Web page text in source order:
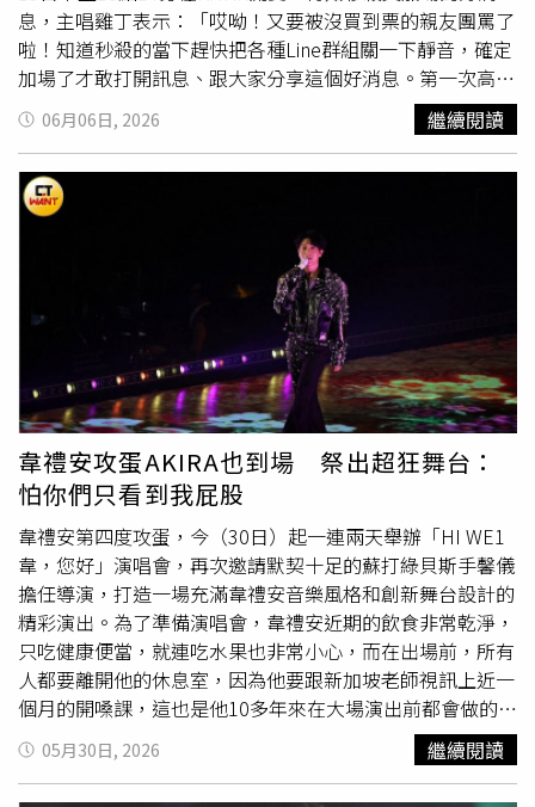
自曝下班後最大樂趣就是沉迷於人氣遊戲《潛水員戴夫》，
甚至投入到把遊戲中經營的虛擬壽司店當成「副業」經營，
開玩笑說：「算是我最近最成功的副業！」而主唱雞丁則透
露五月中低調安排了一趟沒有任何觀光行程的峇里島之旅，
難得放空的他開心表示：「每天只是靜靜躺在泳池旁曬太陽
發呆，讓自己徹底遠離工作模式，什麼都不想其實很舒服，
也是很棒的充電方式。」
息，主唱雞丁表示：「哎呦！又要被沒買到票的親友團罵了
啦！知道秒殺的當下趕快把各種Line群組關一下靜音，確定
加場了才敢打開訊息、跟大家分享這個好消息。第一次高雄
巨蛋演唱會就能喜上加喜，挑戰雙蛋黃，我們一定會卯足全
力給大家最棒的演出。」建廷則說：「為了感同身受小混蛋
的心情，我決定也加入搶票的行列，結果票都賣完了我的頁
面還在轉，小
「2026/6/6星期六能在六十秒內完成這麼六的一件事，真的
是非常的六六大順！你們知道6/6 +1場是什麼嗎？six
06月06日, 2026 繼續閱讀
韋禮安攻蛋AKIRA也到場 祭出超狂舞台：
怕你們只看到我屁股
韋禮安第四度攻蛋，今（30日）起一連兩天舉辦「HI WE1
韋，您好」演唱會，再次邀請默契十足的蘇打綠貝斯手馨儀
擔任導演，打造一場充滿韋禮安音樂風格和創新舞台設計的
精彩演出。為了準備演唱會，韋禮安近期的飲食非常乾淨，
只吃健康便當，就連吃水果也非常小心，而在出場前，所有
人都要離開他的休息室，因為他要跟新加坡老師視訊上近一
個月的開嗓課，這也是他10多年來在大場演出前都會做的事
情。為了與粉絲們互動，韋禮安準備了首創的45度斜長LED
舞台。（圖／蘇聖倫攝）這次的演唱會以小巨蛋首創的45度
05月30日, 2026 繼續閱讀